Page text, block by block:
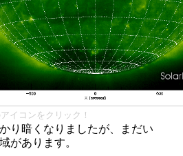
イコンをクリック！
り暗くなりましたが、まだい
があります。